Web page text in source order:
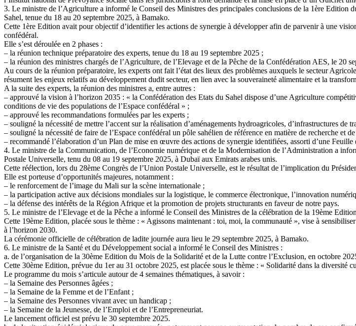
3. Le ministre de l’Agriculture a informé le Conseil des Ministres des principales conclusions de la 1ère Edition
Sahel, tenue du 18 au 20 septembre 2025, à Bamako.
Cette 1ère Edition avait pour objectif d’identifier les actions de synergie à développer afin de parvenir à une
confédéral.
Elle s’est déroulée en 2 phases :
– la réunion technique préparatoire des experts, tenue du 18 au 19 septembre 2025 ;
– la réunion des ministres chargés de l’Agriculture, de l’Elevage et de la Pêche de la Confédération AES, le 20
Au cours de la réunion préparatoire, les experts ont fait l’état des lieux des problèmes auxquels le secteur
résument les enjeux relatifs au développement dudit secteur, en lien avec la souveraineté alimentaire et la
A la suite des experts, la réunion des ministres a, entre autres :
– approuvé la vision à l’horizon 2035 : « la Confédération des Etats du Sahel dispose d’une Agriculture
conditions de vie des populations de l’Espace confédéral » ;
– approuvé les recommandations formulées par les experts ;
– souligné la nécessité de mettre l’accent sur la réalisation d’aménagements hydroagricoles, d’infrastructures
– souligné la nécessité de faire de l’Espace confédéral un pôle sahélien de référence en matière de recherche et
– recommandé l’élaboration d’un Plan de mise en œuvre des actions de synergie identifiées, assorti d’une Feuille
4. Le ministre de la Communication, de l’Economie numérique et de la Modernisation de l’Administration a
Postale Universelle, tenu du 08 au 19 septembre 2025, à Dubaï aux Emirats arabes unis.
Cette réélection, lors du 28ème Congrès de l’Union Postale Universelle, est le résultat de l’implication du
Elle est porteuse d’opportunités majeures, notamment :
– le renforcement de l’image du Mali sur la scène internationale ;
– la participation active aux décisions mondiales sur la logistique, le commerce électronique, l’innovation
– la défense des intérêts de la Région Afrique et la promotion de projets structurants en faveur de notre pays.
5. Le ministre de l’Elevage et de la Pêche a informé le Conseil des Ministres de la célébration de la 19ème
Cette 19ème Edition, placée sous le thème : « Agissons maintenant : toi, moi, la communauté », vise à
à l’horizon 2030.
La cérémonie officielle de célébration de ladite journée aura lieu le 29 septembre 2025, à Bamako.
6. Le ministre de la Santé et du Développement social a informé le Conseil des Ministres :
a. de l’organisation de la 30ème Edition du Mois de la Solidarité et de la Lutte contre l’Exclusion, en octobre
Cette 30ème Edition, prévue du 1er au 31 octobre 2025, est placée sous le thème : « Solidarité dans la diversité
Le programme du mois s’articule autour de 4 semaines thématiques, à savoir :
– la Semaine des Personnes âgées ;
– la Semaine de la Femme et de l’Enfant ;
– la Semaine des Personnes vivant avec un handicap ;
– la Semaine de la Jeunesse, de l’Emploi et de l’Entrepreneuriat.
Le lancement officiel est prévu le 30 septembre 2025.